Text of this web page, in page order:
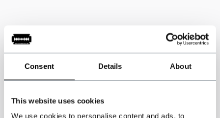
Consent Details About
This website uses cookies
We use cookies to personalise content and ads, to
Caractéristiques
Tissu: Polyester
Couleur: Vert
Longueur: env. 148 cm
Cette cravate en tricot est finie droite au lieu d'un point comme avec les